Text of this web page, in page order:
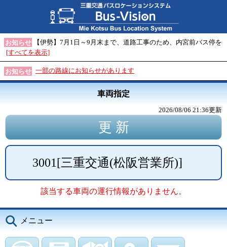
お知らせ
【伊勢】7月1日～9月末まで、道路工事のため、内宮前バス停を
[すべてを表示]
お知らせ 一部の路線にお知らせがあります
車両指定
2026/08/06 21:36更新
3001[三重交通(松阪営業所)]
該当する車両の運行情報がありません。
メニュー